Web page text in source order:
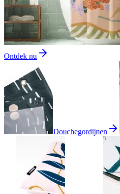
Ontdek nu
Douchegordijnen